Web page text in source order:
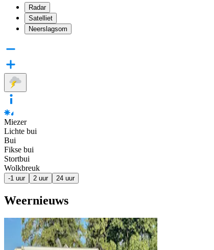
Radar
Satelliet
Neerslagsom
Miezer
Lichte bui
Bui
Fikse bui
Stortbui
Wolkbreuk
-1 uur 2 uur 24 uur
Weernieuws